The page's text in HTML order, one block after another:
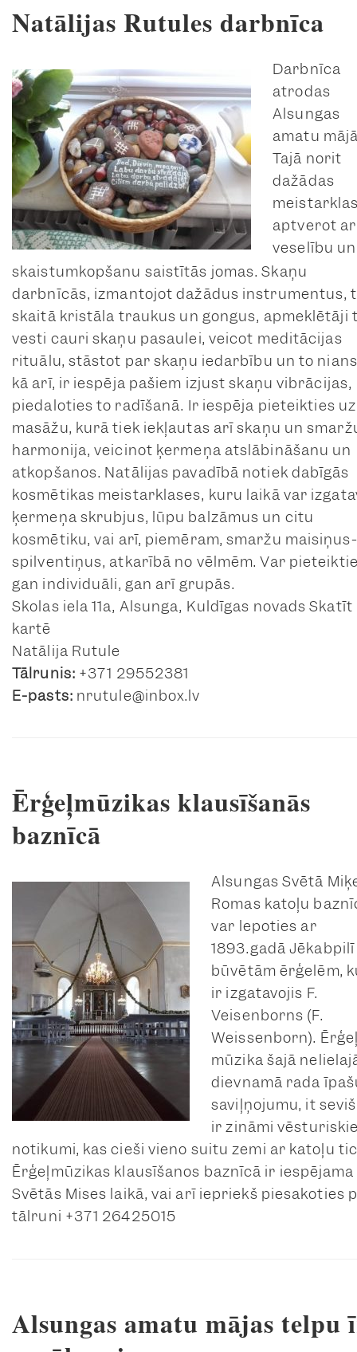
Natālijas Rutules darbnīca
Darbnīca
atrodas
Alsungas
amatu
Tajā norit
dažādas
aptverot ar
veselību un
skaistumkopšanu saistītās jomas. Skaņu
darbnīcās, izmantojot dažādus instrumentus,
skaitā kristāla traukus un gongus, apmeklētāji
vesti cauri skaņu pasaulei, veicot meditācijas
rituālu, stāstot par skaņu iedarbību un to
kā arī, ir iespēja pašiem izjust skaņu vibrācijas,
piedaloties to radīšanā. Ir iespēja pieteikties uz
masāžu, kurā tiek iekļautas arī skaņu un
harmonija, veicinot ķermeņa atslābināšanu un
atkopšanos. Natālijas pavadībā notiek dabīgās
kosmētikas meistarklases, kuru laikā var
ķermeņa skrubjus, lūpu balzāmus un citu
kosmētiku, vai arī, piemēram, smaržu maisiņus-
spilventiņus, atkarībā no vēlmēm. Var
gan individuāli, gan arī grupās.
Skolas iela 11a, Alsunga, Kuldīgas novads Skatīt
kartē
Natālija Rutule
Tālrunis: +371 29552381
E-pasts: nrutule@inbox.lv
Ērģeļmūzikas klausīšanās
baznīcā
Alsungas Svētā
Romas katoļu
var lepoties ar
1893.gadā Jēkabpilī
būvētām ērģelēm,
ir izgatavojis F.
Veisenborns (F.
Weissenborn).
mūzika šajā
dievnamā rada
saviļņojumu, it
ir zināmi
notikumi, kas cieši vieno suitu zemi ar katoļu
Ērģeļmūzikas klausīšanos baznīcā ir iespējama
Svētās Mises laikā, vai arī iepriekš piesakoties
tālruni +371 26425015
Alsungas amatu mājas telpu